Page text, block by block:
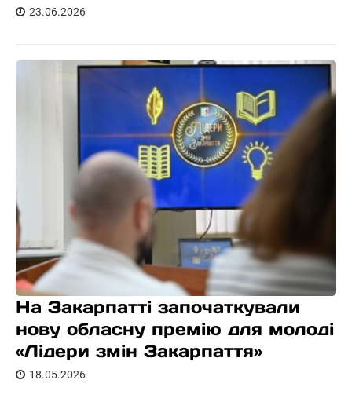
23.06.2026
На Закарпатті започаткували
нову обласну премію для молоді
«Лідери змін Закарпаття»
18.05.2026